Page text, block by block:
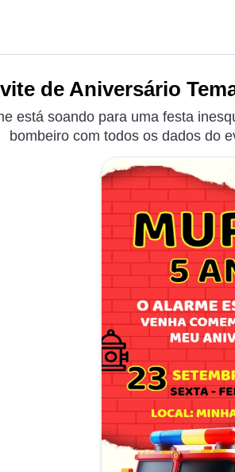
de Aniversário
está soando para uma festa
bombeiro com todos os dados do